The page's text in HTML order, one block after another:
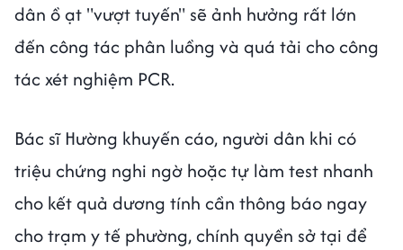
dân ồ ạt "vượt tuyến" sẽ ảnh hưởng rất lớn
đến công tác phân luồng và quá tải cho công
tác xét nghiệm PCR.
Bác sĩ Hường khuyến cáo, người dân khi có
triệu chứng nghi ngờ hoặc tự làm test nhanh
cho kết quả dương tính cần thông báo ngay
cho trạm y tế phường, chính quyền sở tại để